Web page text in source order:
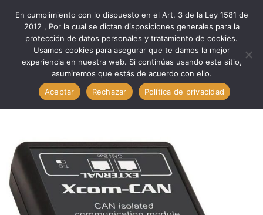
Medio Ambiente
Eg. Renovable
Eg. Renovable MONITOREO ONLINE XCOM-CAN // STUDER
XCOM-CAN STUDER
En cumplimiento con lo dispuesto en el Art. 3 de la Ley 1581 de
2012 , Por la cual se dictan disposiciones generales para la
protección de datos personales y tratamiento de cookies.
Usamos cookies para asegurar que te damos la mejor
experiencia en nuestra web. Si continúas usando este sitio,
asumiremos que estás de acuerdo con ello.
Aceptar
Rechazar Política de privacidad